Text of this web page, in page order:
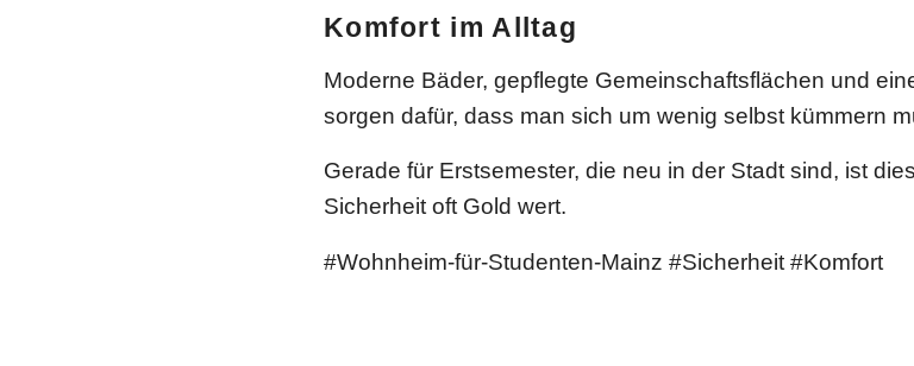
Komfort im Alltag
Moderne Bäder, gepflegte Gemeinschaftsflächen und
sorgen dafür, dass man sich um wenig selbst kümmern
Gerade für Erstsemester, die neu in der Stadt sind, ist
Sicherheit oft Gold wert.
#Wohnheim-für-Studenten-Mainz #Sicherheit #Komfort